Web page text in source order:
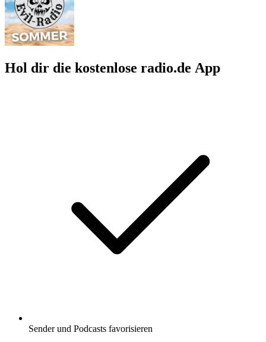
Hol dir die kostenlose radio.de App
Sender und Podcasts favorisieren